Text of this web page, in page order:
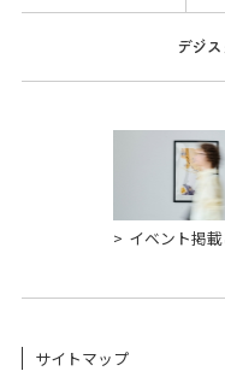
デジ
イベント掲
サイトマップ